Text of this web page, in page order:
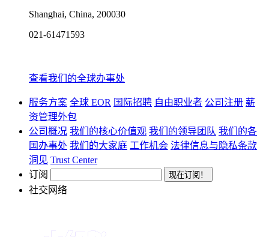
Shanghai, China, 200030
021-61471593
查看我们的全球办事处
服务方案 全球 EOR 国际招聘 自由职业者 公司注册 薪
资管理外包
公司概况 我们的核心价值观 我们的领导团队 我们的各
国办事处 我们的大家庭 工作机会 法律信息与隐私条款
洞见 Trust Center
订阅
社交网络